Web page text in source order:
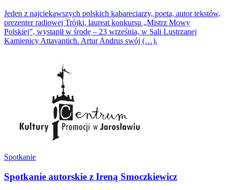
Jeden z najciekawszych polskich kabareciarzy, poeta, autor tekstów,
prezenter radiowej Trójki, laureat konkursu „Mistrz Mowy
Polskiej”, wystąpił w środę – 23 września, w Sali Lustrzanej
Kamienicy Attavantich. Artur Andrus swój (…).
Spotkanie
Spotkanie autorskie z Ireną Smoczkiewicz